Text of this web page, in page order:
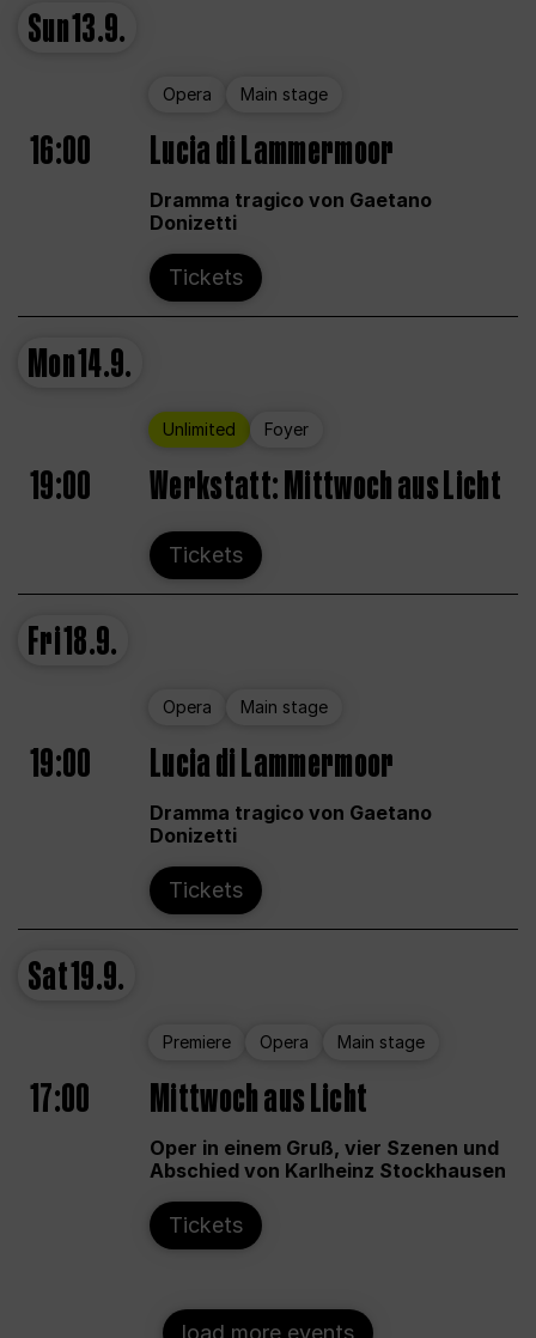
Sun13.9.
Opera Main stage
16:00 Lucia di Lammermoor
Dramma tragico von Gaetano
Donizetti
Tickets
Mon14.9.
Unlimited Foyer
19:00 Werkstatt: Mittwoch aus Licht
Tickets
Fri18.9.
Opera Main stage
19:00 Lucia di Lammermoor
Dramma tragico von Gaetano
Donizetti
Tickets
Sat19.9.
Premiere Opera Main stage
17:00 Mittwoch aus Licht
Oper in einem Gruß, vier Szenen und
Abschied von Karlheinz Stockhausen
Tickets
load more events